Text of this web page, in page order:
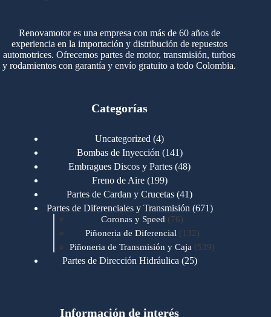
Renovamotor es una empresa con más de 60 años de
experiencia en la importación y distribución de repuestos
automotrices. Ofrecemos partes de motor, transmisión, turbos
y rodamientos con garantía y envío gratuito a todo Colombia.
Categorías
Uncategorized 44
productos
Bombas de Inyección 141141
productos
Embragues Discos y Partes 4848
Freno de Aire 199199
productos
Partes de Cardan y Crucetas 4141
productos
Partes de Diferenciales y Transmisión 671671
Coronas y Speed 7676
productos
Piñoneria de Diferencial 132 132
productos
Piñoneria de Transmisión y Caja 539539
Partes de Dirección Hidráulica 2525
Motores Cummins 723
Información de interés